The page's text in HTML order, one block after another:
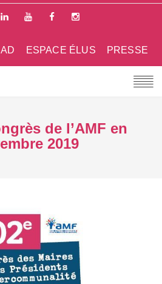
PRESSE
ESPACE ÉLUS
de l’AMF en
2019